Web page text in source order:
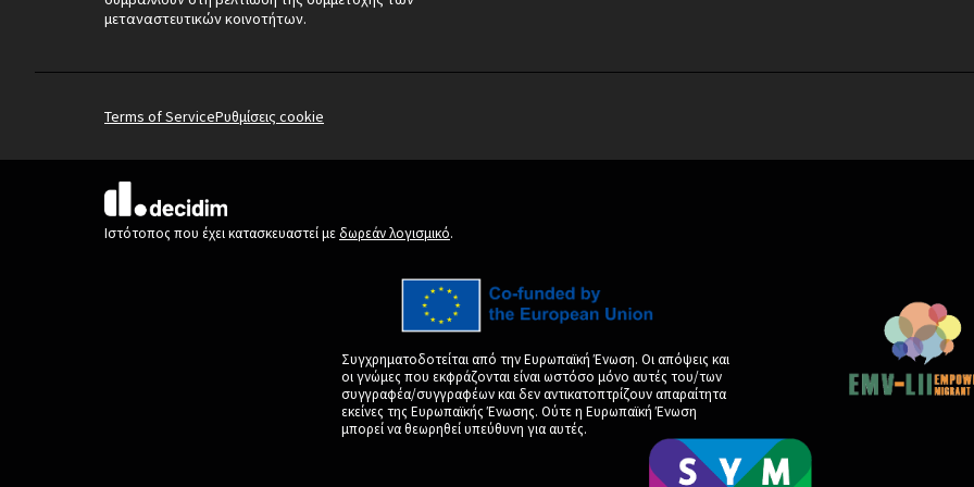
μεταναστευτικών κοινοτήτων.
Terms of ServiceΡυθμίσεις cookie
(Εξωτερική σύνδεση)
Ιστότοπος που έχει κατασκευαστεί με δωρεάν λογισμικό.
Συγχρηματοδοτείται από την Ευρωπαϊκή Ένωση. Οι απόψεις και
οι γνώμες που εκφράζονται είναι ωστόσο μόνο αυτές του/των
συγγραφέα/συγγραφέων και δεν αντικατοπτρίζουν απαραίτητα
εκείνες της Ευρωπαϊκής Ένωσης. Ούτε η Ευρωπαϊκή Ένωση
μπορεί να θεωρηθεί υπεύθυνη για αυτές.